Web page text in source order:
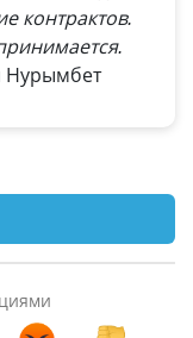
контрактов.
Нурымбет